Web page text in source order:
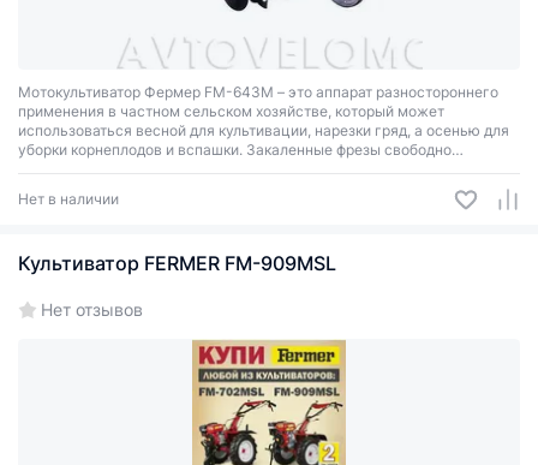
Мотокультиватор Фермер FM-643M – это аппарат разностороннего
применения в частном сельском хозяйстве, который может
использоваться весной для культивации, нарезки гряд, а осенью для
уборки корнеплодов и вспашки. Закаленные фрезы свободно
врезаются и перемешивают даже твёрдую, глинистую почву.
Нет в наличии
Культиватор FERMER FM-909MSL
Нет отзывов